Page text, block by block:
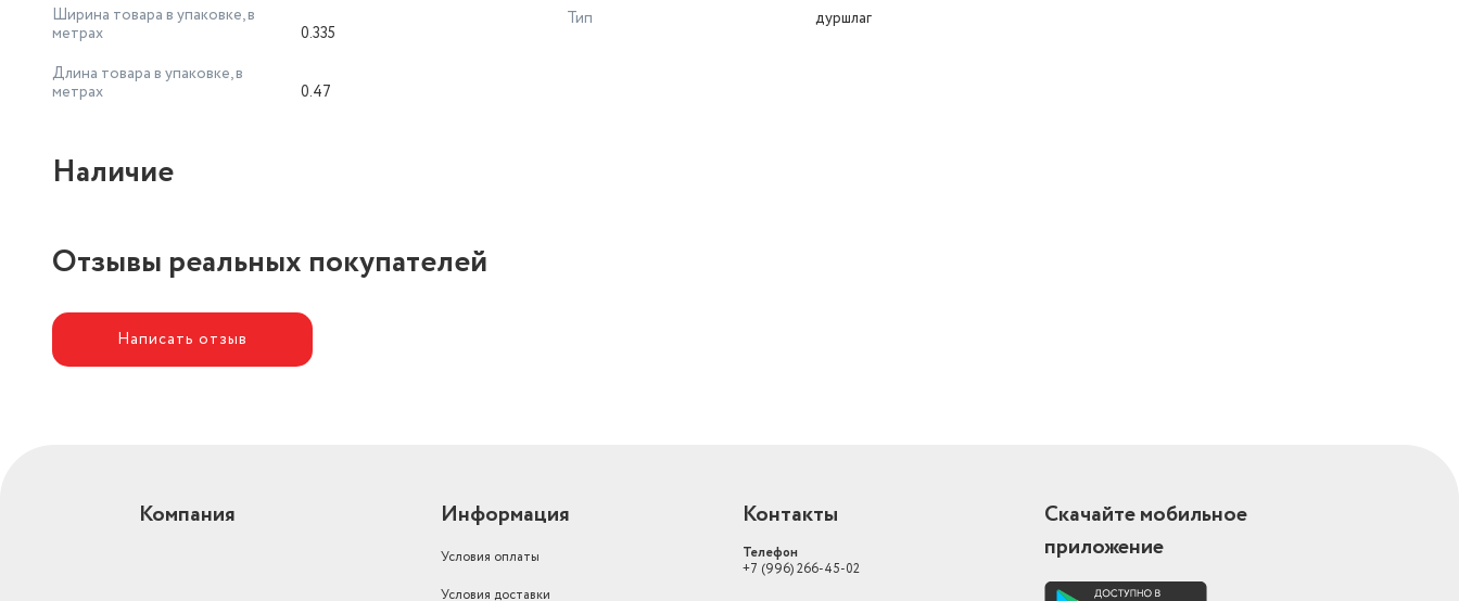
Ширина товара в упаковке, в
метрах
0.335
Длина товара в упаковке, в
метрах
0.47
Тип
дуршлаг
Наличие
Отзывы реальных покупателей
Написать отзыв
Компания Информация
Условия оплаты
Условия доставки
Контакты
Телефон
+7 (996) 266-45-02
Скачайте мобильное
приложение